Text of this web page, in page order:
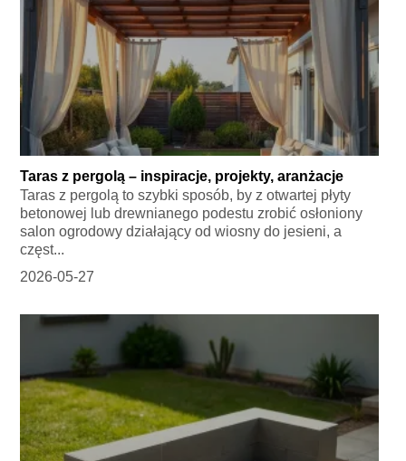
Taras z pergolą – inspiracje, projekty, aranżacje
Taras z pergolą to szybki sposób, by z otwartej płyty
betonowej lub drewnianego podestu zrobić osłoniony
salon ogrodowy działający od wiosny do jesieni, a
częst...
2026-05-27